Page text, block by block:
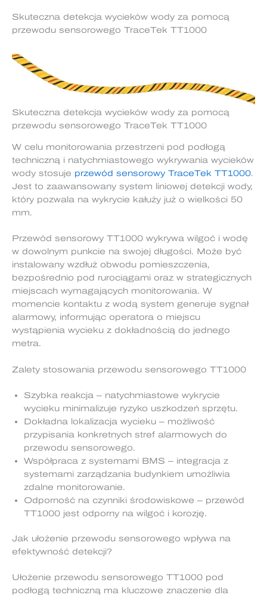
Skuteczna detekcja wycieków wody za pomocą
przewodu sensorowego TraceTek TT1000
Skuteczna detekcja wycieków wody za pomocą
przewodu sensorowego TraceTek TT1000
W celu monitorowania przestrzeni pod podłogą
techniczną i natychmiastowego wykrywania wycieków
wody stosuje przewód sensorowy TraceTek TT1000.
Jest to zaawansowany system liniowej detekcji wody,
który pozwala na wykrycie kałuży już o wielkości 50
mm.
Przewód sensorowy TT1000 wykrywa wilgoć i wodę
w dowolnym punkcie na swojej długości. Może być
instalowany wzdłuż obwodu pomieszczenia,
bezpośrednio pod rurociągami oraz w strategicznych
miejscach wymagających monitorowania. W
momencie kontaktu z wodą system generuje sygnał
alarmowy, informując operatora o miejscu
wystąpienia wycieku z dokładnością do jednego
metra.
Zalety stosowania przewodu sensorowego TT1000
Szybka reakcja – natychmiastowe wykrycie
wycieku minimalizuje ryzyko uszkodzeń sprzętu.
Dokładna lokalizacja wycieku – możliwość
przypisania konkretnych stref alarmowych do
przewodu sensorowego.
Współpraca z systemami BMS – integracja z
systemami zarządzania budynkiem umożliwia
zdalne monitorowanie.
Odporność na czynniki środowiskowe – przewód
TT1000 jest odporny na wilgoć i korozję.
Jak ułożenie przewodu sensorowego wpływa na
efektywność detekcji?
Ułożenie przewodu sensorowego TT1000 pod
podłogą techniczną ma kluczowe znaczenie dla